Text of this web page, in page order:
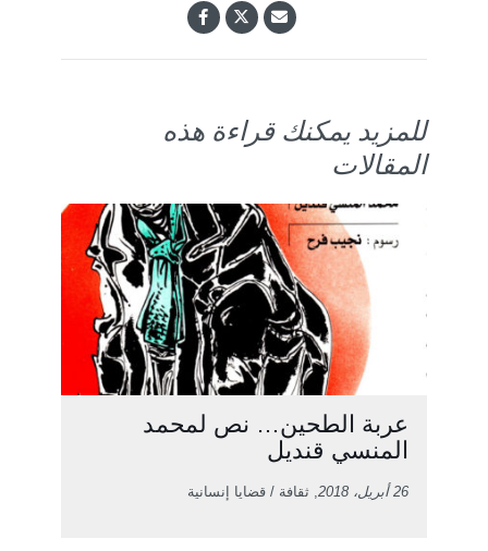
للمزيد يمكنك قراءة هذه
المقالات
عربة الطحين… نص لمحمد
المنسي قنديل
26 أبريل، 2018 , ثقافة / قضايا إنسانية